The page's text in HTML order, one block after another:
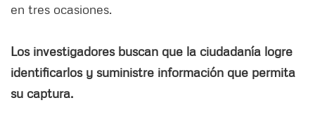
en tres ocasiones.
Los investigadores buscan que la ciudadanía logre
identificarlos y suministre información que permita
su captura.